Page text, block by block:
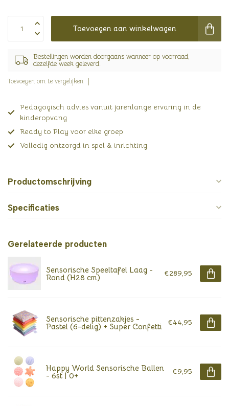
Toevoegen aan winkelwagen
Bestellingen worden doorgaans wanneer op voorraad,
dezelfde week geleverd.
Toevoegen om te vergelijken
Pedagogisch advies vanuit jarenlange ervaring in de
kinderopvang
Ready to Play voor elke groep
Volledig ontzorgd in spel & inrichting
Productomschrijving
Specificaties
Gerelateerde producten
Sensorische Speeltafel Laag -
Rond (H28 cm) €289,95
Sensorische pittenzakjes -
Pastel (6-delig) + Super Confetti €44,95
Happy World Sensorische Ballen
- 6st | 0+ €9,95